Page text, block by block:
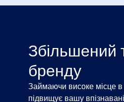
Збільшений
бренду
Займаючи високе місце
підвищує вашу